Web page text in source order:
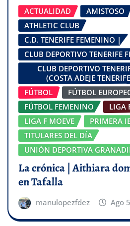
ACTUALIDAD
AMISTOSO
ATHLETIC CLUB
C.D. TENERIFE FEMENINO |
CLUB DEPORTIVO TENERIFE
CLUB DEPORTIVO
(COSTA ADEJE
FÚTBOL
FÚTBOL
FÚTBOL FEMENINO
LIGA
LIGA F MOEVE
PRIMERA
TITULARES DEL DÍA
UNIÓN DEPORTIVA
La crónica | Aithiara
en Tafalla
manulopezfdez Ago